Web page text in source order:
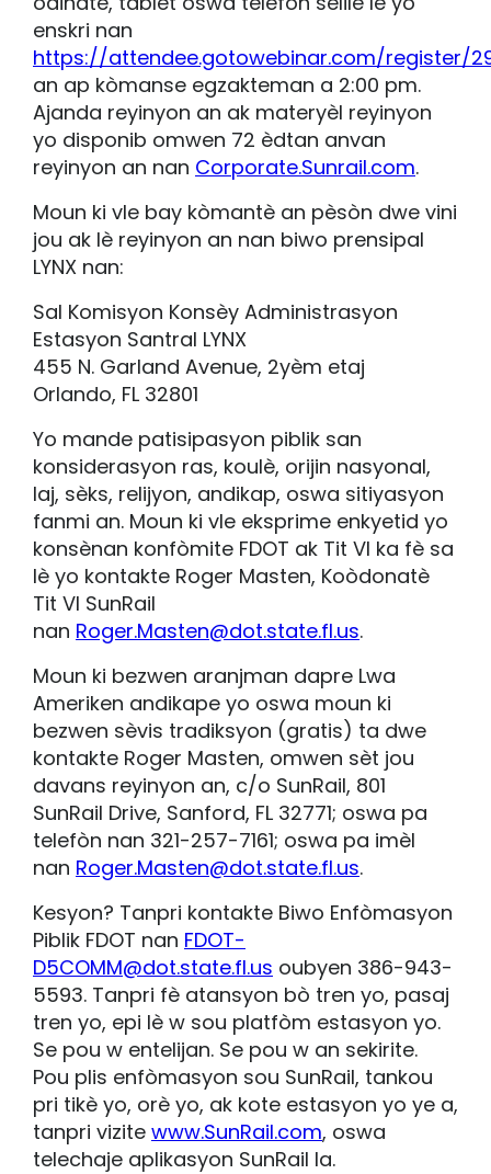
enskri nan
https://attendee.gotowebinar.com/register/
an ap kòmanse egzakteman a 2:00 pm.
Ajanda reyinyon an ak materyèl reyinyon
yo disponib omwen 72 èdtan anvan
reyinyon an nan Corporate.Sunrail.com.
Moun ki vle bay kòmantè an pèsòn dwe vini
jou ak lè reyinyon an nan biwo prensipal
LYNX nan:
Sal Komisyon Konsèy Administrasyon
Estasyon Santral LYNX
455 N. Garland Avenue, 2yèm etaj
Orlando, FL 32801
Yo mande patisipasyon piblik san
konsiderasyon ras, koulè, orijin nasyonal,
laj, sèks, relijyon, andikap, oswa sitiyasyon
fanmi an. Moun ki vle eksprime enkyetid yo
konsènan konfòmite FDOT ak Tit VI ka fè sa
lè yo kontakte Roger Masten, Koòdonatè
Tit VI SunRail
nan Roger.Masten@dot.state.fl.us.
Moun ki bezwen aranjman dapre Lwa
Ameriken andikape yo oswa moun ki
bezwen sèvis tradiksyon (gratis) ta dwe
kontakte Roger Masten, omwen sèt jou
davans reyinyon an, c/o SunRail, 801
SunRail Drive, Sanford, FL 32771; oswa pa
telefòn nan 321-257-7161; oswa pa imèl
nan Roger.Masten@dot.state.fl.us.
Kesyon? Tanpri kontakte Biwo Enfòmasyon
Piblik FDOT nan FDOT-
D5COMM@dot.state.fl.us oubyen 386-943-
5593. Tanpri fè atansyon bò tren yo, pasaj
tren yo, epi lè w sou platfòm estasyon yo.
Se pou w entelijan. Se pou w an sekirite.
Pou plis enfòmasyon sou SunRail, tankou
pri tikè yo, orè yo, ak kote estasyon yo ye a,
tanpri vizite www.SunRail.com, oswa
telechaje aplikasyon SunRail la.